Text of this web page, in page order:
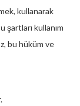
kullanarak
kullanım
bu hüküm ve